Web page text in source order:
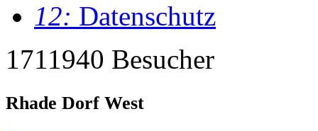
12: Datenschutz
1711940 Besucher
Rhade Dorf West